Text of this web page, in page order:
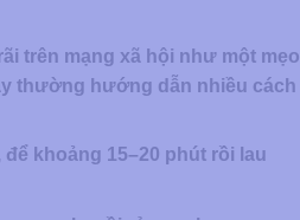
trên mạng xã hội như một mẹo
thường hướng dẫn nhiều cách
khoảng 15–20 phút rồi lau